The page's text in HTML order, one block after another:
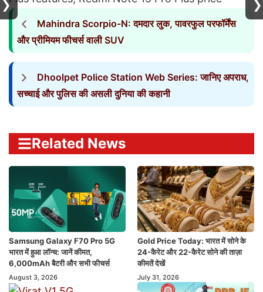
Mahindra Scorpio-N: दमदार लुक, पावरफुल परफॉर्मेंस
और प्रीमियम फीचर्स वाली SUV
Dhoolpet Police Station Web Series: जानिए अपराध,
सच्चाई और पुलिस की असली दुनिया की कहानी
Related News
Samsung Galaxy F70 Pro 5G
भारत में हुआ लॉन्च: जानें कीमत,
6,000mAh बैटरी और सभी फीचर्स
August 3, 2026
Gold Price Today: भारत में सोने के
24-कैरेट और 22-कैरेट सोने की ताज़ा
कीमतें देखें
July 31, 2026
❯ ❯